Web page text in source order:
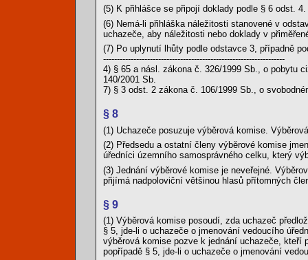
(5) K přihlášce se připojí doklady podle § 6 odst. 4.
(6) Nemá-li přihláška náležitosti stanovené v
uchazeče, aby náležitosti nebo doklady v
(7) Po uplynutí lhůty podle odstavce 3, případně
------------------------------------------------------------------
4) § 65 a násl. zákona č. 326/1999 Sb., o pobytu
140/2001 Sb.
7) § 3 odst. 2 zákona č. 106/1999 Sb., o
§ 8
(1) Uchazeče posuzuje výběrová komise.
(2) Předsedu a ostatní členy výběrové komise
úředníci územního samosprávného celku, který
(3) Jednání výběrové komise je neveřejné.
přijímá nadpoloviční většinou hlasů přítomných
§ 9
(1) Výběrová komise posoudí, zda uchazeč
§ 5, jde-li o uchazeče o jmenování vedoucího
výběrová komise pozve k jednání uchazeče, kteří
popřípadě § 5, jde-li o uchazeče o jmenování